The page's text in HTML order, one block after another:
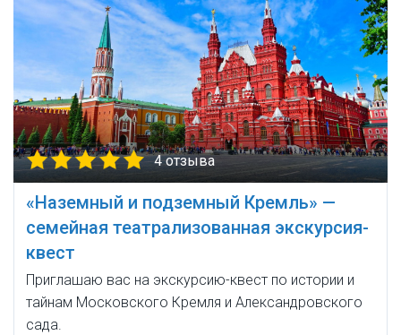
4 отзыва
«Наземный и подземный Кремль» —
семейная театрализованная экскурсия-
квест
Приглашаю вас на экскурсию-квест по истории и
тайнам Московского Кремля и Александровского
сада.